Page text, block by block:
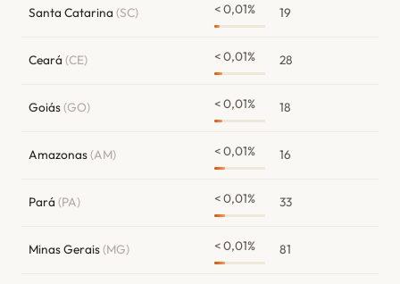
Santa Catarina (SC) < 0,01% 19
Ceará (CE) < 0,01% 28
Goiás(GO) < 0,01% 18
Amazonas(AM) < 0,01% 16
Pará (PA) < 0,01% 33
Minas Gerais(MG) < 0,01% 81